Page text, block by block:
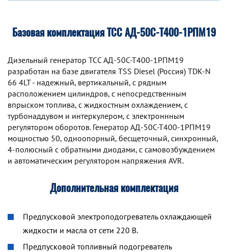
Базовая комплектация ТСС АД-50С-Т400-1РПМ19
Дизельный генератор TCC АД-50С-Т400-1РПМ19
разработан на базе двигателя TSS Diesel (Россия) TDK-N
66 4LT - надежный, вертикальный, с рядным
расположением цилиндров, с непосредственным
впрыском топлива, с жидкостным охлаждением, с
турбонаддувом и интеркулером, с электроннным
регулятором оборотов. Генератор АД-50С-Т400-1РПМ19
мощностью 50, одноопорный, бесщеточный, синхронный,
4-полюсный с обратными диодами, с самовозбуждением
и автоматическим регулятором напряжения AVR.
Дополнительная комплектация
Предпусковой электроподогреватель охлаждающей
жидкости и масла от сети 220 В.
Предпусковой топливный подогреватель